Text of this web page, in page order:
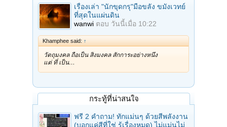
เรื่องเล่า "นักขุดกรุ"มือขลัง ขมังเวทย์
ที่สุดในแผ่นดิน
wanwi ตอบ วันนี้เมื่อ 10:22
Khamphee said: ↑
วัตถุมงคล ถือเป็น สิ่งมงคล สักการะอย่างหนึ่ง
แต่ ที่ เป็น…
กระทู้ที่น่าสนใจ
ฟรี 2 คำถาม! ทักแม่นๆ ด้วยสีพลังงาน
(บอกแค่สีที่ใช่ รู้เรื่องหมด) ไม่แม่นไม่